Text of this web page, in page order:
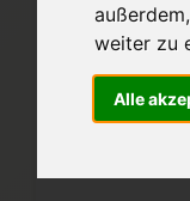
weiter zu
Alle